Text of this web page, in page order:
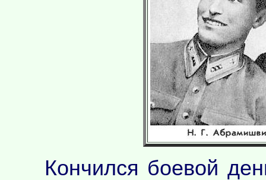
Кончился боевой